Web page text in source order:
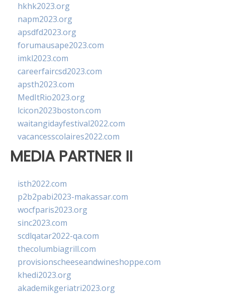
hkhk2023.org
napm2023.org
apsdfd2023.org
forumausape2023.com
imkl2023.com
careerfaircsd2023.com
apsth2023.com
MedItRio2023.org
lcicon2023boston.com
waitangidayfestival2022.com
vacancesscolaires2022.com
MEDIA PARTNER II
isth2022.com
p2b2pabi2023-makassar.com
wocfparis2023.org
sinc2023.com
scdlqatar2022-qa.com
thecolumbiagrill.com
provisionscheeseandwineshoppe.com
khedi2023.org
akademikgeriatri2023.org